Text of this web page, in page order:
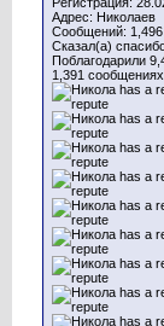
Адрес: Николаев
Сообщений: 1,496
Сказал(а)
Поблагодарили
1,391 сообщениях